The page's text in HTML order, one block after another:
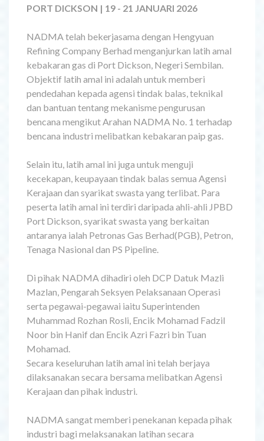
PORT DICKSON | 19 - 21 JANUARI 2026
NADMA telah bekerjasama dengan Hengyuan
Refining Company Berhad menganjurkan latih amal
kebakaran gas di Port Dickson, Negeri Sembilan.
Objektif latih amal ini adalah untuk memberi
pendedahan kepada agensi tindak balas, teknikal
dan bantuan tentang mekanisme pengurusan
bencana mengikut Arahan NADMA No. 1 terhadap
bencana industri melibatkan kebakaran paip gas.
Selain itu, latih amal ini juga untuk menguji
kecekapan, keupayaan tindak balas semua Agensi
Kerajaan dan syarikat swasta yang terlibat. Para
peserta latih amal ini terdiri daripada ahli-ahli JPBD
Port Dickson, syarikat swasta yang berkaitan
antaranya ialah Petronas Gas Berhad(PGB), Petron,
Tenaga Nasional dan PS Pipeline.
Di pihak NADMA dihadiri oleh DCP Datuk Mazli
Mazlan, Pengarah Seksyen Pelaksanaan Operasi
serta pegawai-pegawai iaitu Superintenden
Muhammad Rozhan Rosli, Encik Mohamad Fadzil
Noor bin Hanif dan Encik Azri Fazri bin Tuan
Mohamad.
Secara keseluruhan latih amal ini telah berjaya
dilaksanakan secara bersama melibatkan Agensi
Kerajaan dan pihak industri.
NADMA sangat memberi penekanan kepada pihak
industri bagi melaksanakan latihan secara